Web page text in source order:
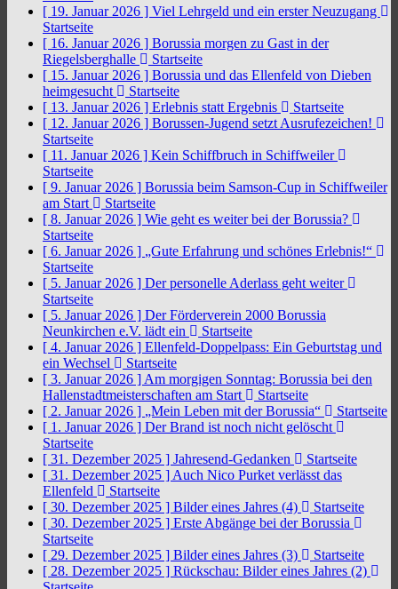
[ 19. Januar 2026 ] Viel Lehrgeld und ein erster Neuzugang
Startseite
[ 16. Januar 2026 ] Borussia morgen zu Gast in der
Riegelsberghalle
Startseite
[ 15. Januar 2026 ] Borussia und das Ellenfeld von Dieben
heimgesucht
Startseite
[ 13. Januar 2026 ] Erlebnis statt Ergebnis
Startseite
[ 12. Januar 2026 ] Borussen-Jugend setzt Ausrufezeichen!
Startseite
[ 11. Januar 2026 ] Kein Schiffbruch in Schiffweiler
Startseite
[ 9. Januar 2026 ] Borussia beim Samson-Cup in Schiffweiler
am Start
Startseite
[ 8. Januar 2026 ] Wie geht es weiter bei der Borussia?
Startseite
[ 6. Januar 2026 ] „Gute Erfahrung und schönes Erlebnis!“
Startseite
[ 5. Januar 2026 ] Der personelle Aderlass geht weiter
Startseite
[ 5. Januar 2026 ] Der Förderverein 2000 Borussia
Neunkirchen e.V. lädt ein
Startseite
[ 4. Januar 2026 ] Ellenfeld-Doppelpass: Ein Geburtstag und
ein Wechsel
Startseite
[ 3. Januar 2026 ] Am morgigen Sonntag: Borussia bei den
Hallenstadtmeisterschaften am Start
Startseite
[ 2. Januar 2026 ] „Mein Leben mit der Borussia“
Startseite
[ 1. Januar 2026 ] Der Brand ist noch nicht gelöscht
Startseite
[ 31. Dezember 2025 ] Jahresend-Gedanken
Startseite
[ 31. Dezember 2025 ] Auch Nico Purket verlässt das
Ellenfeld
Startseite
[ 30. Dezember 2025 ] Bilder eines Jahres (4)
Startseite
[ 30. Dezember 2025 ] Erste Abgänge bei der Borussia
Startseite
[ 29. Dezember 2025 ] Bilder eines Jahres (3)
Startseite
[ 28. Dezember 2025 ] Rückschau: Bilder eines Jahres (2)